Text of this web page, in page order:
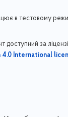
в тестовому
доступний за
International